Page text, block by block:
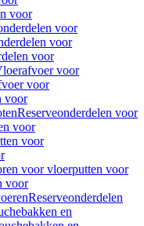
voor
voor
voor
voor
voor
voor
voor
Reserveonderdelen voor
voor
voor
voor vloerputten voor
voor
Reserveonderdelen
en